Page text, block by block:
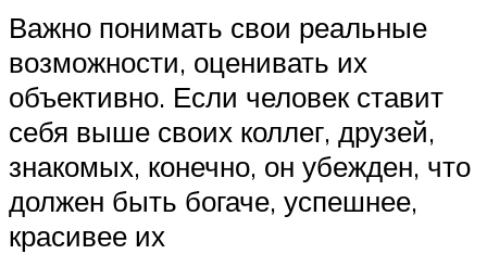
Важно понимать свои реальные
возможности, оценивать их
объективно. Если человек ставит
себя выше своих коллег, друзей,
знакомых, конечно, он убежден, что
должен быть богаче, успешнее,
красивее их